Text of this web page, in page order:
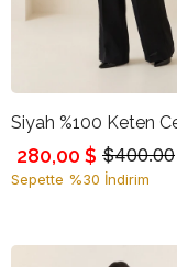
$400.00
280,00 $
Sepette %30 İndirim